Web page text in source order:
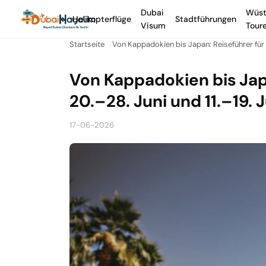
Helikopterflüge
Dubai
Visum
Stadtführungen
Startseite Von Kappadokien bis Japan: Reiseführer
Von Kappadokien bis
20.–28. Juni und 11.–19.
17-06-2026